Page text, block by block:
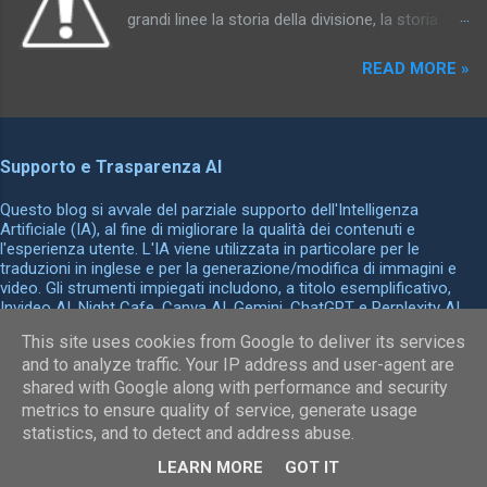
rappresentati da numerosi simboli spesso
serve ad indicarli simbolicamente. Armi
maschile; mentre armadi, scatole, carrozze e
comparationis, l'elemento comune in queste
sostituzioni, è immediatamente comprensibil...
grandi linee la storia della divisione, la storia
società è obbligata a istituire. Invece, in questo
che modo una società riflette la somiglianza
differenze fra le cose possono essere
controllate, possono organizzarsi in reti,
disegnarsi secondo schemi razionali. La Storia
della follia è la storia della differenza, Le parole
e le cose la storia della somiglianza, del
medesimo, dell’identità. Nel sottotitolo che ha
dato al libro si ritrova la parola “archeologia”
che era già nel sottotitolo della Nascita della
clinica , e che compariva già nella prefazione
della Storia della follia . Con “archeologia” vorrei
designare non esattamente una disciplina ma
un campo di ricerca, che sarebbe il seguente. In
READ MORE »
Supporto e Trasparenza AI
Questo blog si avvale del parziale supporto dell'Intelligenza
Artificiale (IA), al fine di migliorare la qualità dei contenuti e
l'esperienza utente. L'IA viene utilizzata in particolare per le
traduzioni in inglese e per la generazione/modifica di immagini e
video. Gli strumenti impiegati includono, a titolo esemplificativo,
Invideo AI, Night Cafe, Canva AI, Gemini, ChatGPT e Perplexity AI.
umana prima della pubblicazione per garantirne l'accuratezza, la
coerenza e il rispetto dei principi etici.
Powered by Blogger
This site uses cookies from Google to deliver its services
and to analyze traffic. Your IP address and user-agent are
shared with Google along with performance and security
metrics to ensure quality of service, generate usage
statistics, and to detect and address abuse.
LEARN MORE GOT IT